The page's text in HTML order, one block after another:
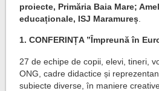
proiecte, Primăria Baia Mare;
educaționale, ISJ Maramureș
1. CONFERINȚA ”Împreună în
27 de echipe de copii, elevi, tineri,
ONG, cadre didactice și
subiecte diverse, în maniere